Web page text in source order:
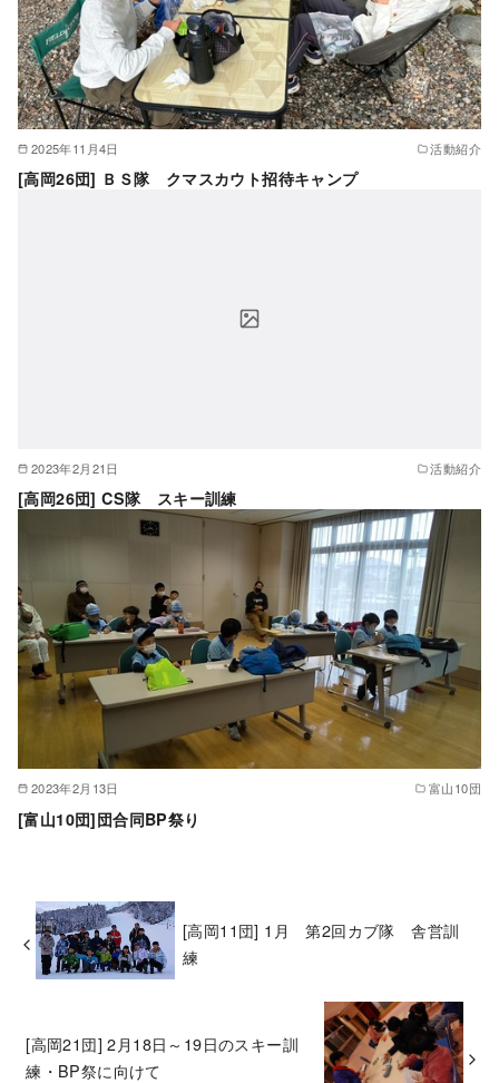
2025年11月4日 活動紹介
[高岡26団] ＢＳ隊 クマスカウト招待キャンプ
2023年2月21日 活動紹介
[高岡26団] CS隊 スキー訓練
2023年2月13日 富山10団
[富山10団]団合同BP祭り
[高岡11団] 1月 第2回カブ隊 舎営訓
練
[高岡21団] 2月18日～19日のスキー訓
練・BP祭に向けて